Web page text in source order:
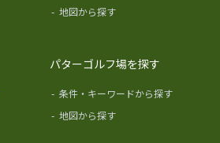
- 地図から探す
パターゴルフ場を探す
- 条件・キーワードから探す
- 地図から探す